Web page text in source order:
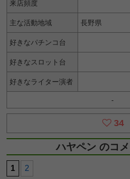
来店頻度
主な活動地域 長野県
好きなパチンコ台
好きなスロット台
好きなライター演者
-
34
ハヤペン のコ
1 2